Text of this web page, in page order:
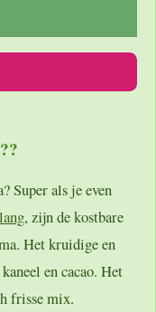
Super als je even
, zijn de kostbare
Het kruidige en
en cacao. Het
frisse mix.